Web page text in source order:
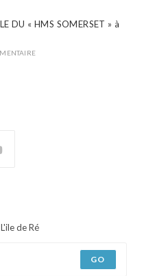
DU « HMS SOMERSET » à
de Ré
GO